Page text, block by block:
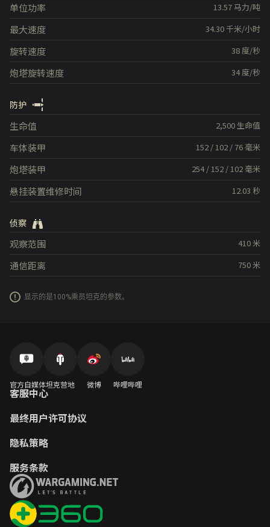
13.57马力/吨
单位功率
34.30千米/小时
最大速度
38 度/秒
旋转速度
34度/秒
炮塔旋转速度
防护
2,500 生命值
生命值
152 /102 / 76 毫米
车体装甲
254/152 /102 毫米
炮塔装甲
12.03 秒
悬挂装置维修时间
侦察
410米
观察范围
750米
通信距离
显示的是100%乘员坦克的参数。
官方自媒体坦克营地 微博 哔哩哔哩
客服中心
最终用户许可协议
隐私策略
服务条款